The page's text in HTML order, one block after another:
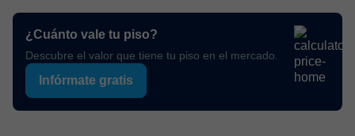
¿Cuánto vale tu piso?
Descubre el valor que tiene tu piso en el mercado.
Infórmate gratis